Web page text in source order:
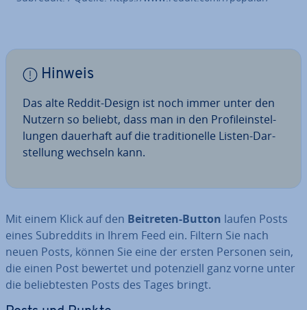
Hinweis
Das alte Reddit-Design ist noch immer unter den
Nutzern so beliebt, dass man in den Pro­fil­ein­stel­
lun­gen dauerhaft auf die tra­di­tio­nel­le Listen-Dar­
stel­lung wechseln kann.
Mit einem Klick auf den Beitreten-Button laufen Posts
eines Subred­dits in Ihrem Feed ein. Filtern Sie nach
neuen Posts, können Sie eine der ersten Personen sein,
die einen Post bewertet und po­ten­zi­ell ganz vorne unter
die be­lieb­tes­ten Posts des Tages bringt.